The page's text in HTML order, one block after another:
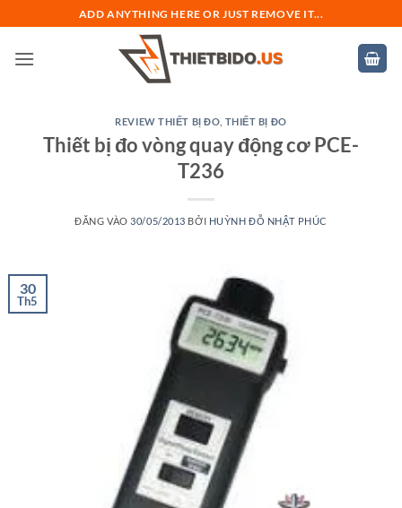
qua
nội
ADD ANYTHING HERE OR JUST REMOVE IT...
REVIEW THIẾT BỊ ĐO THIẾT BỊ ĐO
Thiết bị đo vòng quay động cơ PCE-
T236
ĐĂNG VÀO 30/05/2013 BỞI HUỲNH ĐỖ NHẬT PHÚC
30
Th5